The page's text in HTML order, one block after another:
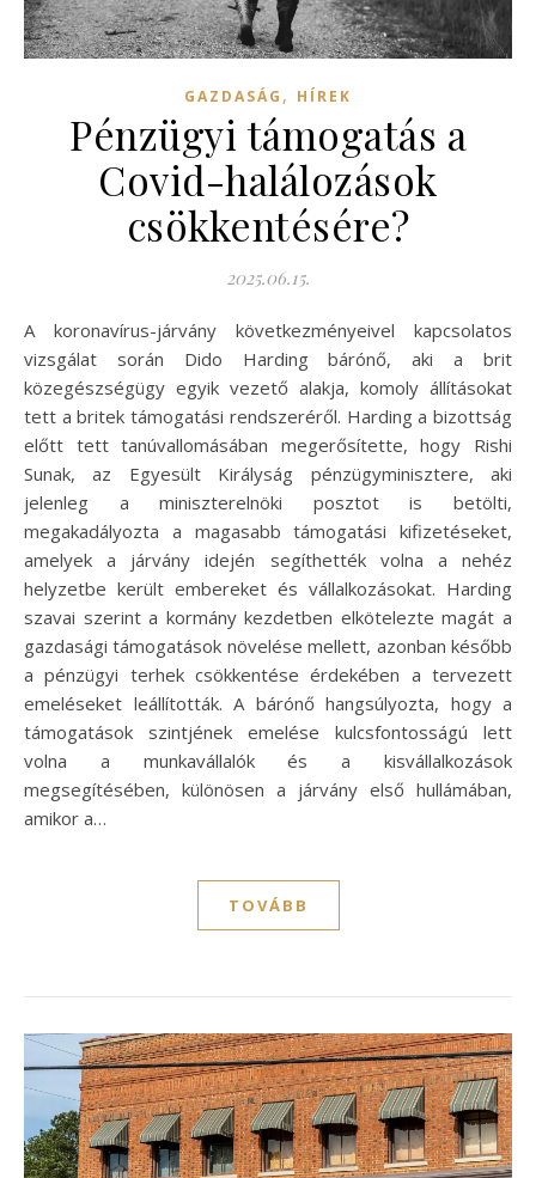
GAZDASÁG , HÍREK
Pénzügyi támogatás a
Covid-halálozások
csökkentésére?
2025.06.15.
A koronavírus-járvány következményeivel kapcsolatos
vizsgálat során Dido Harding bárónő, aki a brit
közegészségügy egyik vezető alakja, komoly állításokat
tett a britek támogatási rendszeréről. Harding a bizottság
előtt tett tanúvallomásában megerősítette, hogy Rishi
Sunak, az Egyesült Királyság pénzügyminisztere, aki
jelenleg a miniszterelnöki posztot is betölti,
megakadályozta a magasabb támogatási kifizetéseket,
amelyek a járvány idején segíthették volna a nehéz
helyzetbe került embereket és vállalkozásokat. Harding
szavai szerint a kormány kezdetben elkötelezte magát a
gazdasági támogatások növelése mellett, azonban később
a pénzügyi terhek csökkentése érdekében a tervezett
emeléseket leállították. A bárónő hangsúlyozta, hogy a
támogatások szintjének emelése kulcsfontosságú lett
volna a munkavállalók és a kisvállalkozások
megsegítésében, különösen a járvány első hullámában,
amikor a…
TOVÁBB